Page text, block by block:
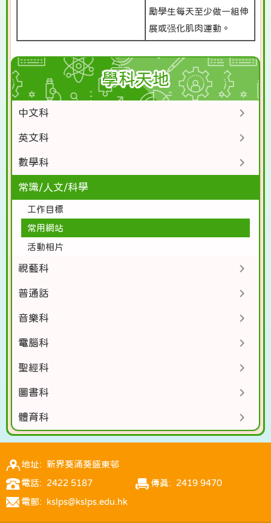
勵學生每天至少做一組伸
展或强化肌肉運動。
學科天地
中文科
英文科
數學科
常識/人文/科學
工作目標
常用網站
活動相片
視藝科
普通話
音樂科
電腦科
聖經科
圖書科
體育科
地址: 新界葵涌葵盛東邨
電話: 2422 5187 傳真: 2419 9470
電郵: kslps@kslps.edu.hk